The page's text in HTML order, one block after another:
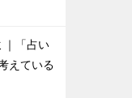
｜「占い
えている